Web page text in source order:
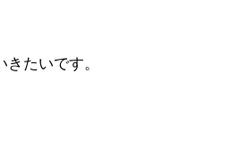
たいです。